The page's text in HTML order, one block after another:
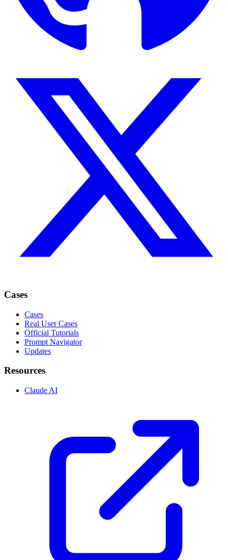
Cases
Cases
Real User Cases
Official Tutorials
Prompt Navigator
Updates
Resources
Claude AI